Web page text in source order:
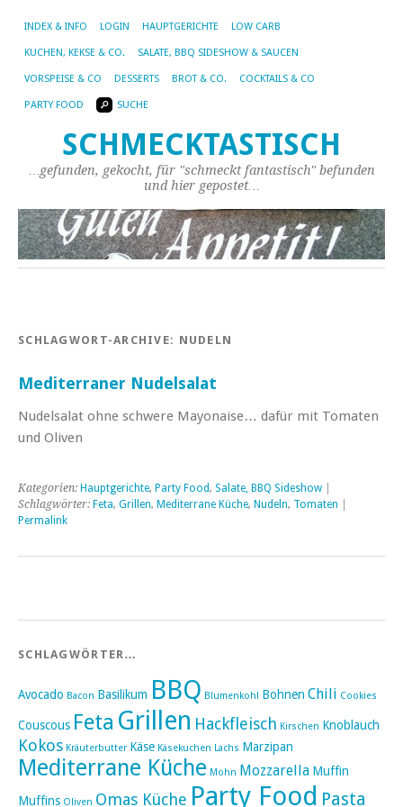
INDEX & INFO LOGIN HAUPTGERICHTE LOW CARB
KUCHEN, KEKSE & CO. SALATE, BBQ SIDESHOW & SAUCEN
VORSPEISE & CO DESSERTS BROT & CO. COCKTAILS & CO
PARTY FOOD SUCHE
SCHMECKTASTISCH
…gefunden, gekocht, für "schmeckt fantastisch" befunden
und hier gepostet…
SCHLAGWORT-ARCHIVE: NUDELN
Mediterraner Nudelsalat
Nudelsalat ohne schwere Mayonaise… dafür mit Tomaten
und Oliven
Kategorien: Hauptgerichte, Party Food, Salate, BBQ Sideshow
Schlagwörter: Feta, Grillen, Mediterrane Küche, Nudeln, Tomaten
Permalink
SCHLAGWÖRTER…
Avocado Bacon Basilikum BBQ Blumenkohl Bohnen Chili Cookies
Couscous Feta Grillen Hackfleisch Kirschen Knoblauch
Kokos Kräuterbutter Käse Käsekuchen Lachs Marzipan
Mediterrane Küche Mohn Mozzarella Muffin
Muffins Oliven Omas Küche Party Food Pasta